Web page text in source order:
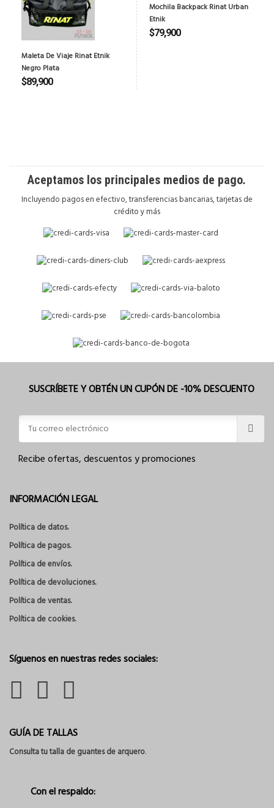
Maleta De Viaje Rinat Etnik
Negro Plata
$89,900
Mochila Backpack Rinat Urban
Etnik
$79,900
Aceptamos los principales medios de pago.
Incluyendo pagos en efectivo, transferencias bancarias, tarjetas de
crédito y más
SUSCRÍBETE Y OBTÉN UN CUPÓN DE -10% DESCUENTO
Recibe ofertas, descuentos y promociones
INFORMACIÓN LEGAL
Política de datos.
Política de pagos.
Política de envíos.
Política de devoluciones.
Política de ventas.
Política de cookies.
Síguenos en nuestras redes sociales:
GUÍA DE TALLAS
Consulta tu talla de guantes de arquero.
Con el respaldo: